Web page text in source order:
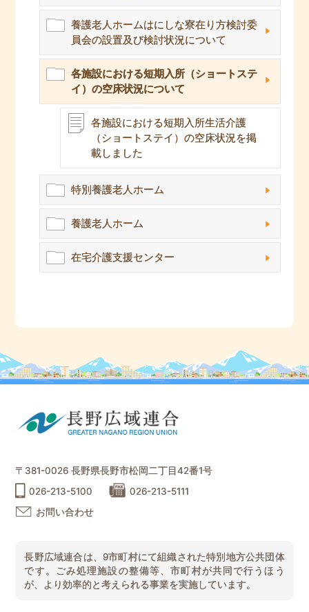
養護老人ホームはにしな寮在り方検討委
員会の設置及び検討状況について
各施設における短期入所（ショートステ
イ）の空床状況について
各施設における短期入所生活介護
（ショートステイ）の空床状況を掲
載しました
特別養護老人ホーム
養護老人ホーム
在宅介護支援センター
〒381-0026 長野県長野市松岡二丁目42番1号
026-213-5100
026-213-5111
お問い合わせ
長野広域連合は、9市町村にて組織された特別地方公共団体
です。ごみ処理施設の整備等、市町村が共同で行うほう
が、より効率的と考えられる事業を実施しています。